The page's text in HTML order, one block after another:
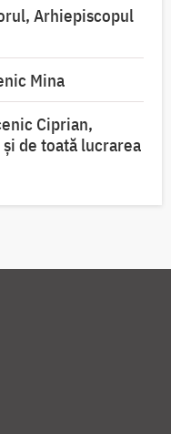
Arhiepiscopul
Mina
Ciprian,
de toată lucrarea